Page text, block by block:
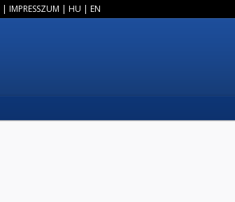
| IMPRESSZUM | HU | EN